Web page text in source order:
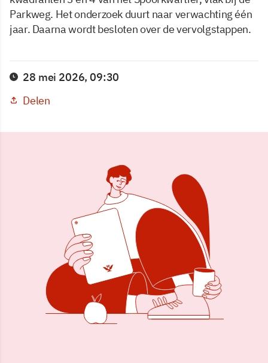
Parkweg. Het onderzoek duurt naar verwachting één
jaar. Daarna wordt besloten over de vervolgstappen.
28 mei 2026, 09:30
Delen